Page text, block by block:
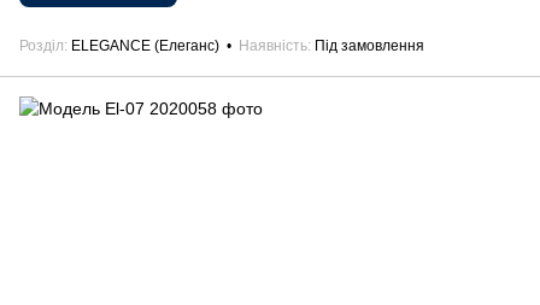
Розділ ELEGANCE (Елеганс) Наявність Під замовлення